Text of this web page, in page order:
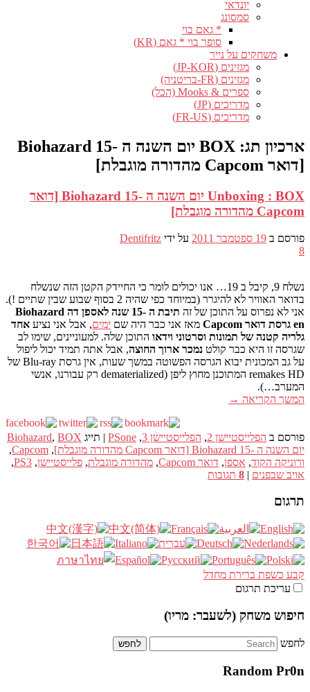
יונדאי
סמסונג
* גאם בוי
סופר בוי * גאם (KR)
משחקים על נייר
מגזינים (JP-KOR)
מגזינים (FR-בריטניה)
ספרים & Mooks (הכל)
מדריכים (JP)
מדריכים (FR-US)
ארכיון תג:
BOX יום השנה ה -15 Biohazard
[דואר Capcom מהדורה מוגבלת]
Unboxing : BOX יום השנה ה -15 Biohazard [דואר
Capcom מהדורה מוגבלת]
פורסם ב 19 ספטמבר 2011 על ידי Dentifritz
8
נשלח 9, קיבל ב 19… אנו יכולים לומר כי החיידק הקטן הזה שנשלח
בדואר האוויר לא להיגרר (במיוחד כפי שהיה 2 בסוף שבוע שבין שתיים !).
אני לא נפרוס על התוכן של זה
תיבת ה -15 שנה לאספן דה Biohazard
en גרסת דואר Capcom
מאז אני כבר היה שם ימים, אבל אני נציע אחד
גלריה קטנה של תמונות וסרטוני וידאו התוכן שלה. למעוניינים, שימו לב
שגרסה זו היא כבר קולט נמכר ארוך החוצה, אבל אתה תמיד יכול ליפול
על גב המכונית יבוא הגרסה הפשוטה במשך שעות, אין גרסת Blu-ray של
remakes HD המתוכנן מחוץ ליפן (dematerialized רק עבורנו, אנשי
המערב…).
המשך הקריאה →
פורסם ב הפלייסטיישן 2 , הפלייסטיישן 3 ,
PSone
| תייג Biohazard, BOX
יום השנה ה -15 Biohazard [דואר Capcom מהדורה מוגבלת]
,
Capcom
,
ורוניקה הקוד, אספן, דואר Capcom , מהדורה מוגבלת, פלייסטיישן,
PS3
,
אויב שבפנים |
8 תגובות
תרגום
קבע כשפת ברירת מחדל
עריכת תרגום
חיפוש משחק (לשעבר: מריו)
לחפש
Random Pr0n